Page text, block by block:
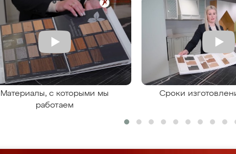
Материалы, с которыми мы
работаем
Сроки